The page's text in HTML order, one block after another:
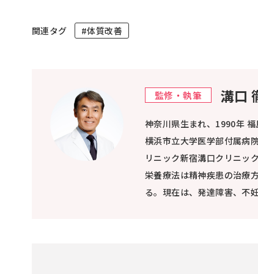
関連タグ #体質改善
監修・執筆 溝口
神奈川県生まれ、1990年 福
横浜市立大学医学部付属病
リニック新宿溝口クリニッ
栄養療法は精神疾患の治療
る。現在は、発達障害、不